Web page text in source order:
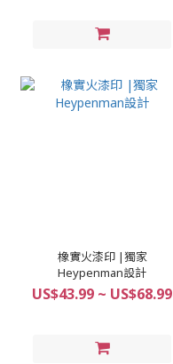
橡實火漆印 |獨家
Heypenman設計
US$43.99 ~ US$68.99